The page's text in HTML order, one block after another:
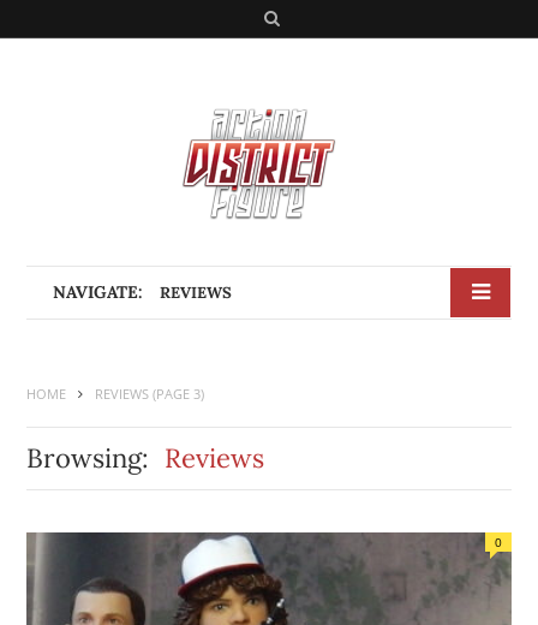
r
c
h
NAVIGATE: REVIEWS
HOME REVIEWS (PAGE 3)
Browsing: Reviews
0